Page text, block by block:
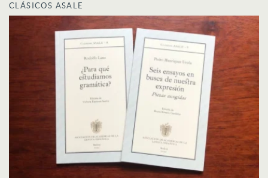
CLÁSICOS ASALE